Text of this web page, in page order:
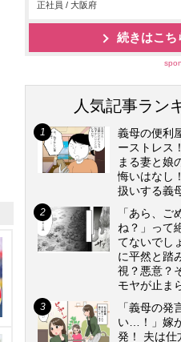
正社員 / 大阪府
続きはこち
人気記事ラン
義母の便利
ーストレス
まる妻と娘
悔いはなし
扱いする義
「あら、ご
ね？」って
てないでし
に平然と踏
視？悪意？
モヤが止ま
「義母の発
い…！」嫁
発！ 夫は仕